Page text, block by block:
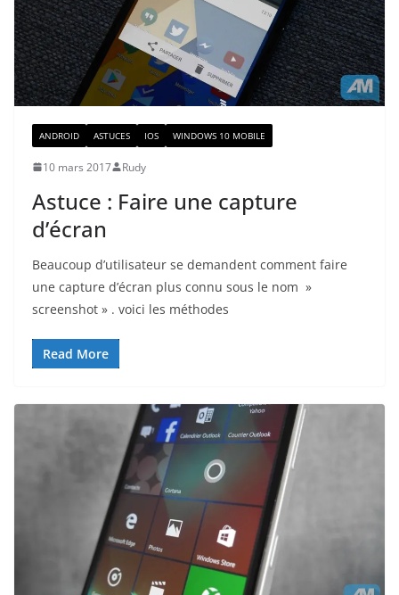
ANDROID ASTUCES IOS WINDOWS 10 MOBILE
10 mars 2017 Rudy
Astuce : Faire une capture
d’écran
Beaucoup d’utilisateur se demandent comment faire
une capture d’écran plus connu sous le nom »
screenshot » . voici les méthodes
Read More